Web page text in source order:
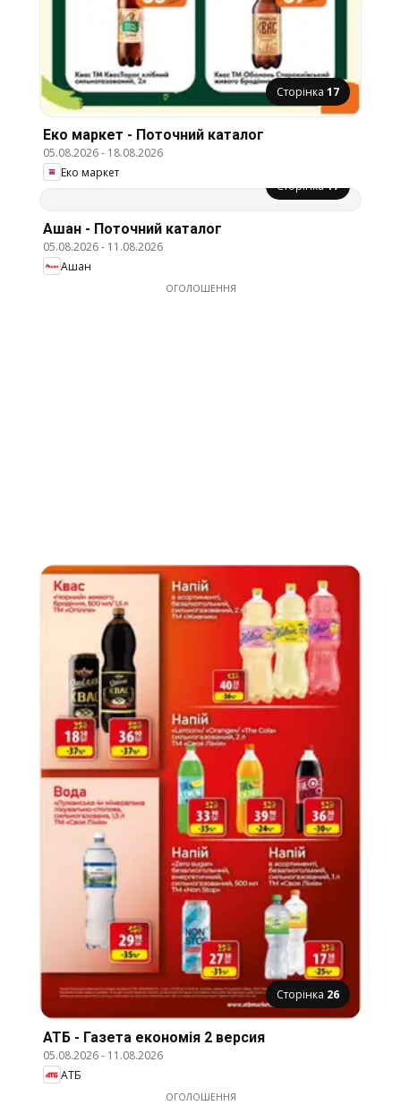
Сторінка 17
Еко маркет - Поточний каталог
05.08.2026- 18.08.2026
Еко маркет
Сторінка17
Ашан - Поточний каталог
05.08.2026- 11.08.2026
Ашан
ОГОЛОШЕННЯ
Сторінка 26
АТБ - Газета економія 2 версия
05.08.2026- 11.08.2026
АТБ
ОГОЛОШЕННЯ